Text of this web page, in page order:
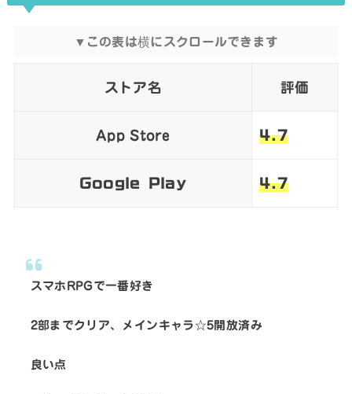
ストア名 評価
App Store 4.7
Google Play 4.7
スマホRPGで一番好き
2部までクリア、メインキャラ☆5開放済み
良い点